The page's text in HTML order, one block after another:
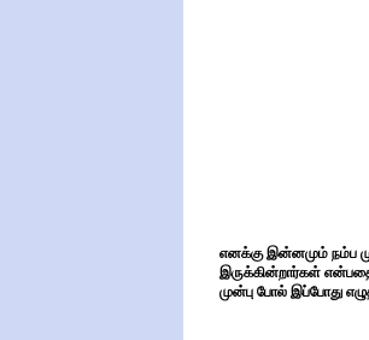
எனக்கு இன்னமும் நம்ப
இருக்கின்றார்கள்
முன்பு போல் இப்போது